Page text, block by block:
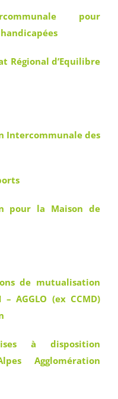
pour
Régional d’Equilibre
Intercommunale des
pour la Maison de
de mutualisation
AGGLO (ex CCMD)
à disposition
Agglomération